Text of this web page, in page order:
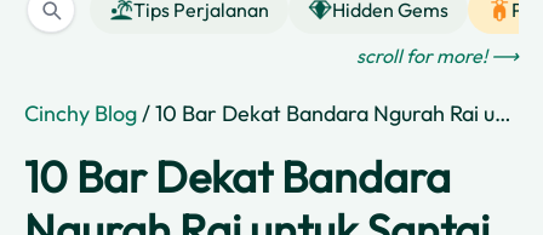
Tips Perjalanan Hidden Gems
scroll for more! ⟶
Cinchy Blog/ 10 Bar Dekat Bandara Ngurah Rai untuk Santai Setelah Penerbangan
10 Bar Dekat Bandara